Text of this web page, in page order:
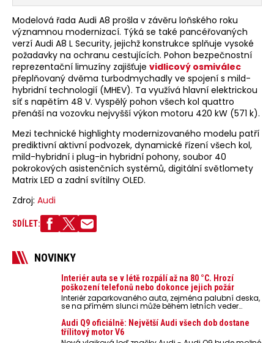
a servisní síť
v České
republice
o nový
showroom
CUPRA
Garage
v Průhonicích.
Při té
příležitosti
ukázala
i svoje nové
Terramar.
Modelová řada Audi A8 prošla v závěru loňského roku
významnou modernizací. Týká se také pancéřovaných
verzí Audi A8 L Security, jejichž konstrukce splňuje vysoké
požadavky na ochranu cestujících. Pohon bezpečnostní
reprezentační limuzíny zajišťuje vidlicový osmiválec
přeplňovaný dvěma turbodmychadly ve spojení s mild-
hybridní technologií (MHEV). Ta využívá hlavní elektrickou
síť s napětím 48 V. Vyspělý pohon všech kol quattro
přenáší na vozovku nejvyšší výkon motoru 420 kW (571 k).
Mezi technické highlighty modernizovaného modelu patří
prediktivní aktivní podvozek, dynamické řízení všech kol,
mild-hybridní i plug-in hybridní pohony, soubor 40
pokrokových asistenčních systémů, digitální světlomety
Matrix LED a zadní svítilny OLED.
Zdroj: Audi
SDÍLET:
NOVINKY
Interiér auta se v létě rozpálí až na 80 °C. Hrozí
poškození telefonů nebo dokonce jejich požár
Interiér zaparkovaného auta, zejména palubní deska,
se na přímém slunci může během letních veder
nebezpečí pro odložené mobilní telefony, powerbanky
nebo notebooky. Můžou urychlit stárnutí baterií,
poškodit elektroniku a ve výjimečných případech i
Audi Q9 oficiálně: Největší Audi všech dob dostane
třílitový motor V6